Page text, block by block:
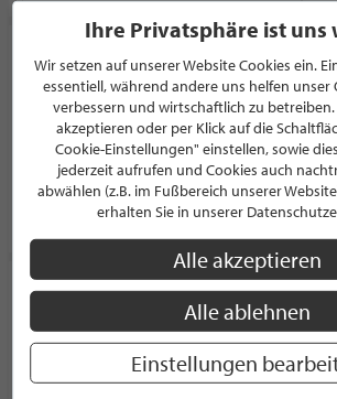
Bauer Bauer
FRISEUR
Elsaßstraße 15
50677 Köln
Deutschland
PROFIL
Friseur Jesch
FRISEUR
Bergische Landstraße 21
51375 Leverkusen
Deutschland
Ihre Privatsphäre ist uns
Wir setzen auf unserer Website Cookies ein.
essentiell, während andere uns helfen
verbessern und wirtschaftlich zu betreiben.
akzeptieren oder per Klick auf die
Cookie-Einstellungen" einstellen, sowie
jederzeit aufrufen und Cookies auch
abwählen (z.B. im Fußbereich unserer
erhalten Sie in unserer
Alle akzeptieren
Alle ablehnen
Einstellungen